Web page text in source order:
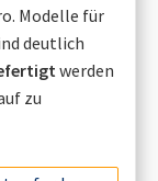
Modelle für
deutlich
werden
zu